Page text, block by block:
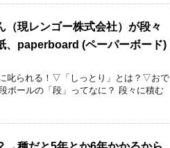
現レンゴー株式会社）が段々
、paperboard (ペーパーボード)
叱られる！▽「しっとり」とは？▽おで
ールの「段」ってなに？ 段々に積む